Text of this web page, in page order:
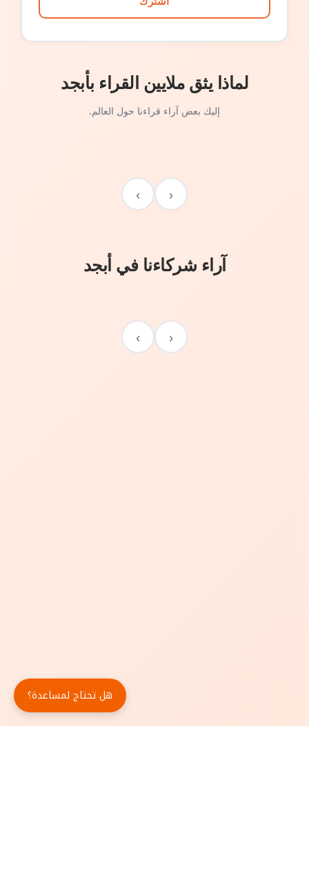
لماذا يثق ملايين القراء بأبجد
إليك بعض آراء قراءنا حول العالم.
‹
›
آراء شركاءنا في أبجد
‹
›
هل تحتاج لمساعدة؟